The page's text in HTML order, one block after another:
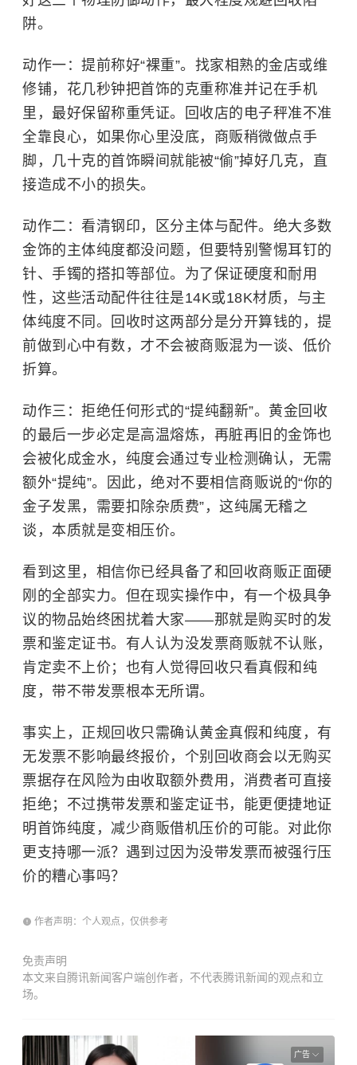
阱。
动作一：提前称好“裸重”。找家相熟的金店或维
修铺，花几秒钟把首饰的克重称准并记在手机
里，最好保留称重凭证。回收店的电子秤准不准
全靠良心，如果你心里没底，商贩稍微做点手
脚，几十克的首饰瞬间就能被“偷”掉好几克，直
接造成不小的损失。
动作二：看清钢印，区分主体与配件。绝大多数
金饰的主体纯度都没问题，但要特别警惕耳钉的
针、手镯的搭扣等部位。为了保证硬度和耐用
性，这些活动配件往往是14K或18K材质，与主
体纯度不同。回收时这两部分是分开算钱的，提
前做到心中有数，才不会被商贩混为一谈、低价
折算。
动作三：拒绝任何形式的“提纯翻新”。黄金回收
的最后一步必定是高温熔炼，再脏再旧的金饰也
会被化成金水，纯度会通过专业检测确认，无需
额外“提纯”。因此，绝对不要相信商贩说的“你的
金子发黑，需要扣除杂质费”，这纯属无稽之
谈，本质就是变相压价。
看到这里，相信你已经具备了和回收商贩正面硬
刚的全部实力。但在现实操作中，有一个极具争
议的物品始终困扰着大家——那就是购买时的发
票和鉴定证书。有人认为没发票商贩就不认账，
肯定卖不上价；也有人觉得回收只看真假和纯
度，带不带发票根本无所谓。
事实上，正规回收只需确认黄金真假和纯度，有
无发票不影响最终报价，个别回收商会以无购买
票据存在风险为由收取额外费用，消费者可直接
拒绝；不过携带发票和鉴定证书，能更便捷地证
明首饰纯度，减少商贩借机压价的可能。对此你
更支持哪一派？遇到过因为没带发票而被强行压
价的糟心事吗？
作者声明：个人观点，仅供参考
免责声明
本文来自腾讯新闻客户端创作者，不代表腾讯新闻的观点和立
场。
广告